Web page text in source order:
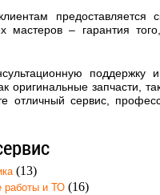
– гарантия
поддержку
запчасти,
сервис,
(13)
работы и ТО (16)